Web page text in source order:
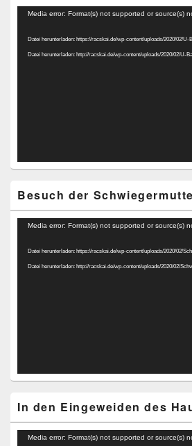
Video-
Media error: Format(s) not supported or source(s)
Datei herunterladen: https://racskai.de/wp-content/uploads/2020/02/
Datei herunterladen: http://racskai.de/wp-content/uploads/2020/02/U-
Besuch der
Video-
Media error: Format(s) not supported or source(s)
Datei herunterladen: https://racskai.de/wp-content/uploads/2020/02/
Datei herunterladen: http://racskai.de/wp-content/uploads/2020/02/
In den Eingeweiden des
Video-
Media error: Format(s) not supported or source(s)